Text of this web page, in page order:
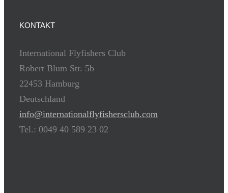
KONTAKT
International Flyfishers Club
Robert Blum Str. 5b
22453 Hamburg
Deutschland
info@internationalflyfishersclub.com
Tel.: 0049 40 589 23 02